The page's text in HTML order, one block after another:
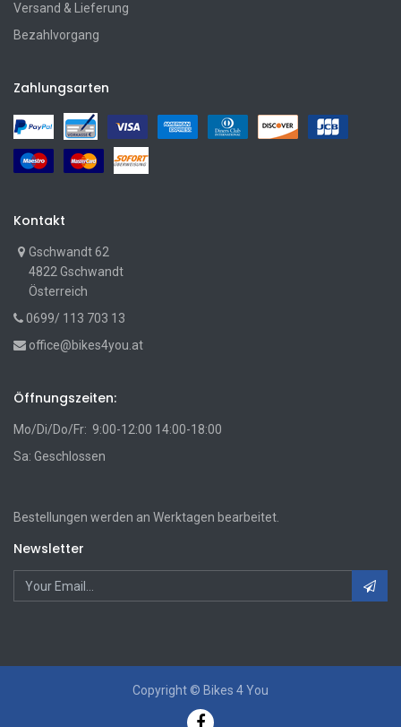
Versand & Lieferung
Bezahlvorgang
Zahlungsarten
Kontakt
Gschwandt 62
4822 Gschwandt
Österreich
0699/ 113 703 13
office@bikes4you.at
Öffnungszeiten:
Mo/Di/Do/Fr: 9:00-12:00 14:00-18:00
Sa: Geschlossen
Bestellungen werden an Werktagen bearbeitet.
Newsletter
Copyright © Bikes 4 You